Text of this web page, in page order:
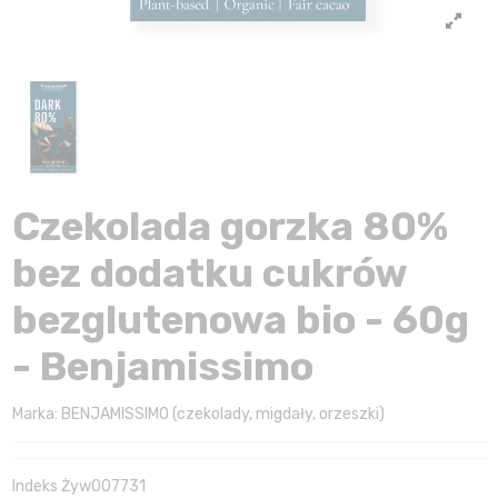
Czekolada gorzka 80%
bez dodatku cukrów
bezglutenowa bio - 60g
- Benjamissimo
Marka: BENJAMISSIMO (czekolady, migdały, orzeszki)
Indeks Żyw007731